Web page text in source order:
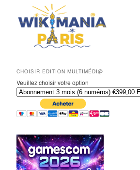
CHOISIR EDITION MULTIMÉDI@
Veuillez choisir votre option